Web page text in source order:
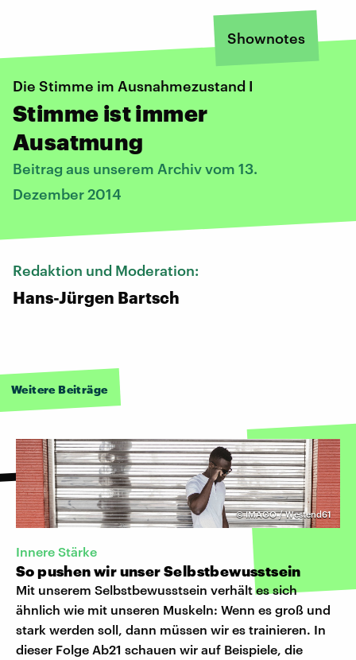
Shownotes
Die Stimme im Ausnahmezustand I
Stimme ist immer
Ausatmung
Beitrag aus unserem Archiv vom 13.
Dezember 2014
Redaktion und Moderation:
Hans-Jürgen Bartsch
Weitere Beiträge
©IMAGO / Westend61
Innere Stärke
So pushen wir unser Selbstbewusstsein
Mit unserem Selbstbewusstsein verhält es sich
ähnlich wie mit unseren Muskeln: Wenn es groß und
stark werden soll, dann müssen wir es trainieren. In
dieser Folge Ab21 schauen wir auf Beispiele, die